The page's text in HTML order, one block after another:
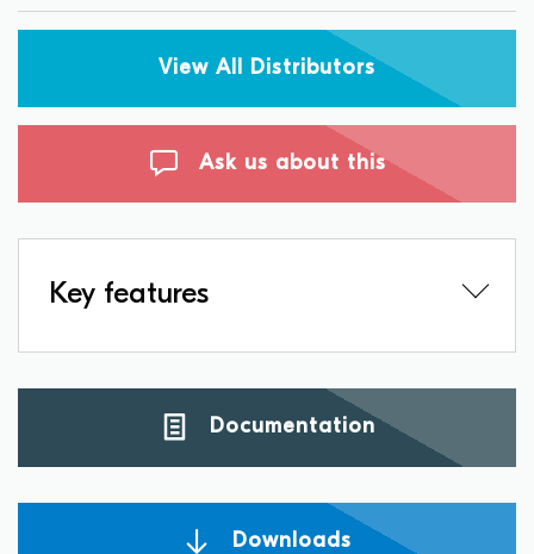
View All Distributors
Ask us about this
Key features
Documentation
Downloads